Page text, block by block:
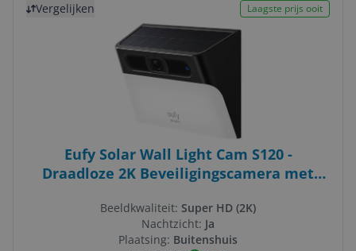
Vergelijken Laagste prijs ooit
Eufy Solar Wall Light Cam S120 -
Draadloze 2K Beveiligingscamera met
AI, IP65
Beeldkwaliteit: Super HD (2K)
Nachtzicht: Ja
Plaatsing: Buitenshuis